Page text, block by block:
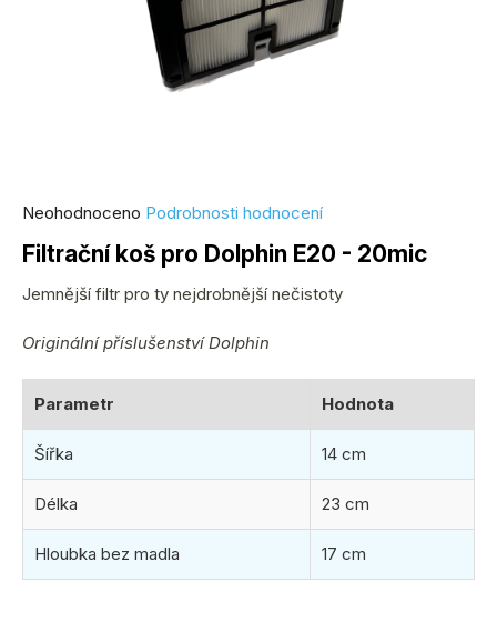
Filtrační koš pro Dolphin E20 - 20mic
Průměrné
hodnocení
produktu
je
z
hvězdiček.
Neohodnoceno Podrobnosti hodnocení
Jemnější filtr pro ty nejdrobnější nečistoty
Originální příslušenství Dolphin
Parametr Hodnota
Šířka 14 cm
Délka 23 cm
Hloubka bez madla 17 cm